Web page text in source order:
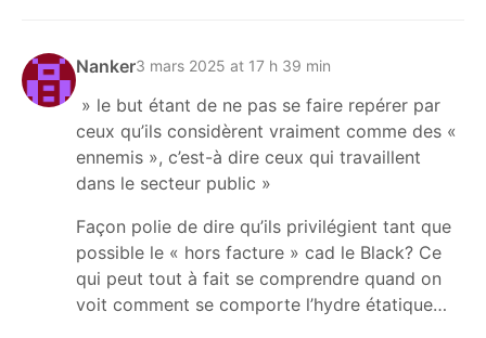
Nanker3 mars 2025 at 17 h 39 min
» le but étant de ne pas se faire repérer par
ceux qu’ils considèrent vraiment comme des «
ennemis », c’est-à dire ceux qui travaillent
dans le secteur public »
Façon polie de dire qu’ils privilégient tant que
possible le « hors facture » cad le Black? Ce
qui peut tout à fait se comprendre quand on
voit comment se comporte l’hydre étatique…